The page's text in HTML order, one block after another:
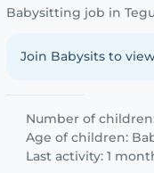
Babysitting job in
Join Babysits to
Number of children:
Age of children:
Last activity: 1